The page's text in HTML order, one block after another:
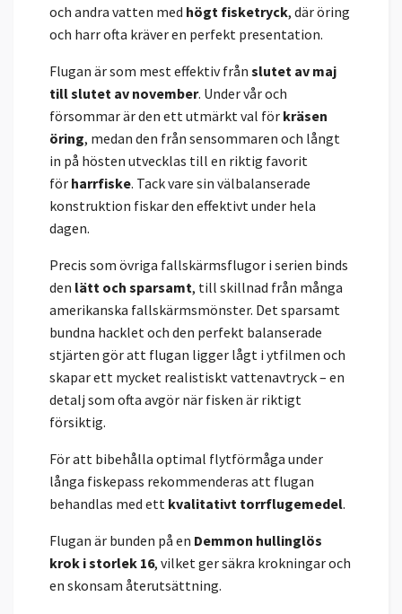
och andra vatten med högt fisketryck, där öring
och harr ofta kräver en perfekt presentation.
Flugan är som mest effektiv från slutet av maj
till slutet av november. Under vår och
försommar är den ett utmärkt val för kräsen
öring, medan den från sensommaren och långt
in på hösten utvecklas till en riktig favorit
för harrfiske. Tack vare sin välbalanserade
konstruktion fiskar den effektivt under hela
dagen.
Precis som övriga fallskärmsflugor i serien binds
den lätt och sparsamt, till skillnad från många
amerikanska fallskärmsmönster. Det sparsamt
bundna hacklet och den perfekt balanserade
stjärten gör att flugan ligger lågt i ytfilmen och
skapar ett mycket realistiskt vattenavtryck – en
detalj som ofta avgör när fisken är riktigt
försiktig.
För att bibehålla optimal flytförmåga under
långa fiskepass rekommenderas att flugan
behandlas med ett kvalitativt torrflugemedel.
Flugan är bunden på en Demmon hullinglös
krok i storlek 16, vilket ger säkra krokningar och
en skonsam återutsättning.